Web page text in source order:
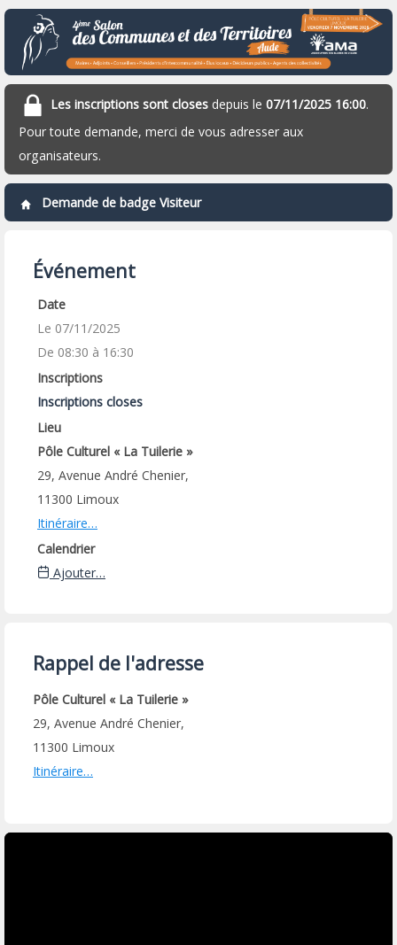
Les inscriptions sont closes depuis le 07/11/2025 16:00.
Pour toute demande, merci de vous adresser aux
organisateurs.
Demande de badge Visiteur
Événement
Date
Le 07/11/2025
De 08:30 à 16:30
Inscriptions
Inscriptions closes
Lieu
Pôle Culturel « La Tuilerie »
29, Avenue André Chenier,
11300 Limoux
Itinéraire…
Calendrier
Ajouter…
Rappel de l'adresse
Pôle Culturel « La Tuilerie »
29, Avenue André Chenier,
11300 Limoux
Itinéraire…